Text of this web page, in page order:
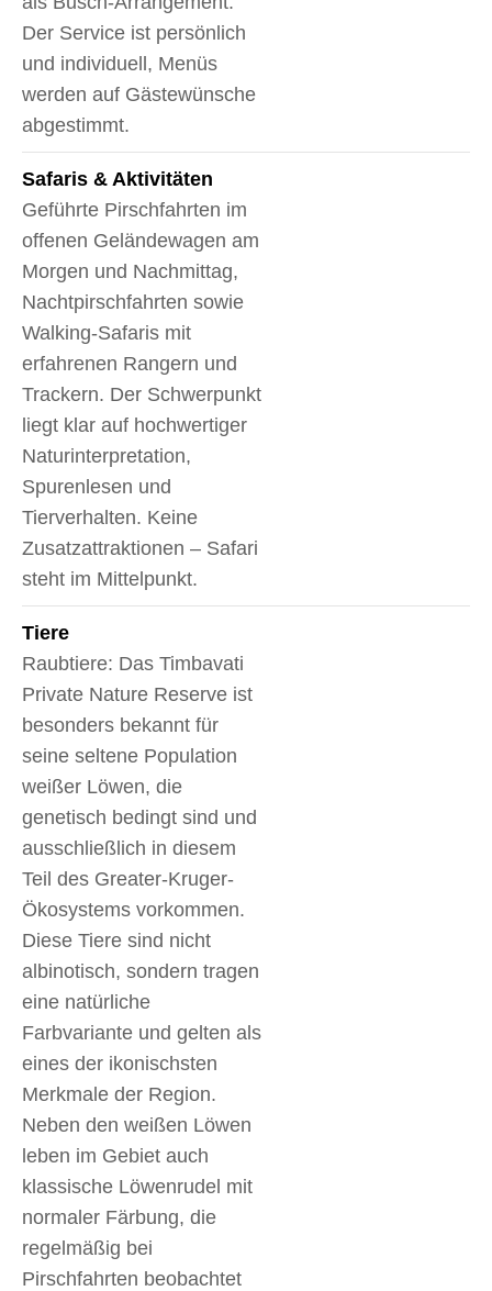
Der Service ist persönlich
und individuell, Menüs
werden auf Gästewünsche
abgestimmt.
Safaris & Aktivitäten
Geführte Pirschfahrten im
offenen Geländewagen am
Morgen und Nachmittag,
Nachtpirschfahrten sowie
Walking-Safaris mit
erfahrenen Rangern und
Trackern. Der Schwerpunkt
liegt klar auf hochwertiger
Naturinterpretation,
Spurenlesen und
Tierverhalten. Keine
Zusatzattraktionen – Safari
steht im Mittelpunkt.
Tiere
Raubtiere: Das Timbavati
Private Nature Reserve ist
besonders bekannt für
seine seltene Population
weißer Löwen, die
genetisch bedingt sind und
ausschließlich in diesem
Teil des Greater-Kruger-
Ökosystems vorkommen.
Diese Tiere sind nicht
albinotisch, sondern tragen
eine natürliche
Farbvariante und gelten als
eines der ikonischsten
Merkmale der Region.
Neben den weißen Löwen
leben im Gebiet auch
klassische Löwenrudel mit
normaler Färbung, die
regelmäßig bei
Pirschfahrten beobachtet